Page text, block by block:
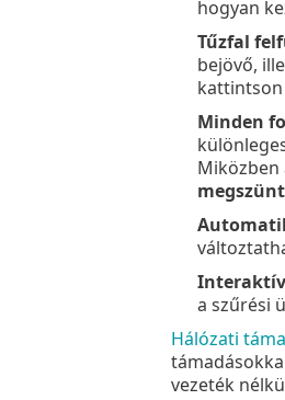
hogyan
Tűzfal
bejövő,
kattintson
Minden
Miközben
a szűrési
Hálózati
vezeték